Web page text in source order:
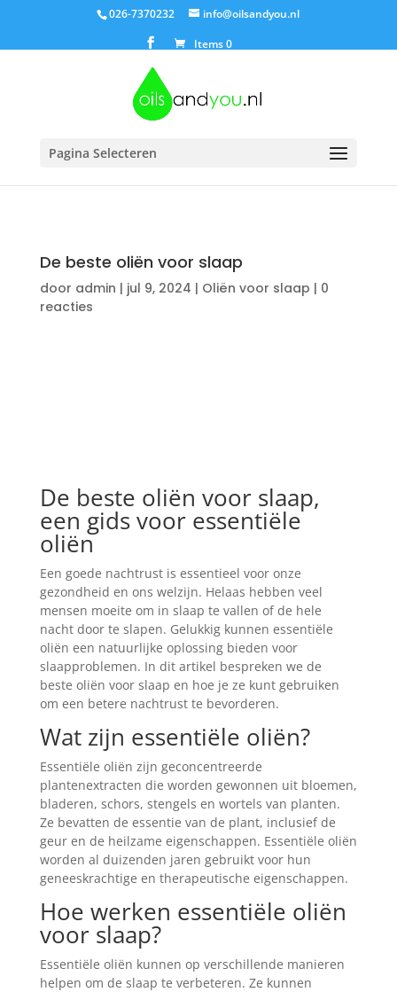
026-7370232
info@oilsandyou.nl
Items 0
Pagina Selecteren
De beste oliën voor slaap
door admin | jul 9, 2024 | Oliën voor slaap | 0
reacties
De beste oliën voor slaap,
een gids voor essentiële
oliën
Een goede nachtrust is essentieel voor onze
gezondheid en ons welzijn. Helaas hebben veel
mensen moeite om in slaap te vallen of de hele
nacht door te slapen. Gelukkig kunnen essentiële
oliën een natuurlijke oplossing bieden voor
slaapproblemen. In dit artikel bespreken we de
beste oliën voor slaap en hoe je ze kunt gebruiken
om een betere nachtrust te bevorderen.
Wat zijn essentiële oliën?
Essentiële oliën zijn geconcentreerde
plantenextracten die worden gewonnen uit bloemen,
bladeren, schors, stengels en wortels van planten.
Ze bevatten de essentie van de plant, inclusief de
geur en de heilzame eigenschappen. Essentiële oliën
worden al duizenden jaren gebruikt voor hun
geneeskrachtige en therapeutische eigenschappen.
Hoe werken essentiële oliën
voor slaap?
Essentiële oliën kunnen op verschillende manieren
helpen om de slaap te verbeteren. Ze kunnen